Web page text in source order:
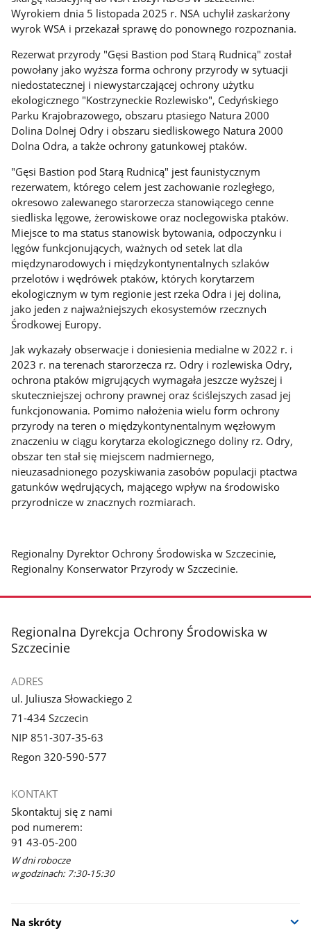
Wyrokiem dnia 5 listopada 2025 r. NSA uchylił zaskarżony
wyrok WSA i przekazał sprawę do ponownego rozpoznania.
Rezerwat przyrody "Gęsi Bastion pod Starą Rudnicą" został
powołany jako wyższa forma ochrony przyrody w sytuacji
niedostatecznej i niewystarczającej ochrony użytku
ekologicznego "Kostrzyneckie Rozlewisko", Cedyńskiego
Parku Krajobrazowego, obszaru ptasiego Natura 2000
Dolina Dolnej Odry i obszaru siedliskowego Natura 2000
Dolna Odra, a także ochrony gatunkowej ptaków.
"Gęsi Bastion pod Starą Rudnicą" jest faunistycznym
rezerwatem, którego celem jest zachowanie rozległego,
okresowo zalewanego starorzecza stanowiącego cenne
siedliska lęgowe, żerowiskowe oraz noclegowiska ptaków.
Miejsce to ma status stanowisk bytowania, odpoczynku i
lęgów funkcjonujących, ważnych od setek lat dla
międzynarodowych i międzykontynentalnych szlaków
przelotów i wędrówek ptaków, których korytarzem
ekologicznym w tym regionie jest rzeka Odra i jej dolina,
jako jeden z najważniejszych ekosystemów rzecznych
Środkowej Europy.
Jak wykazały obserwacje i doniesienia medialne w 2022 r. i
2023 r. na terenach starorzecza rz. Odry i rozlewiska Odry,
ochrona ptaków migrujących wymagała jeszcze wyższej i
skuteczniejszej ochrony prawnej oraz ściślejszych zasad jej
funkcjonowania. Pomimo nałożenia wielu form ochrony
przyrody na teren o międzykontynentalnym węzłowym
znaczeniu w ciągu korytarza ekologicznego doliny rz. Odry,
obszar ten stał się miejscem nadmiernego,
nieuzasadnionego pozyskiwania zasobów populacji ptactwa
gatunków wędrujących, mającego wpływ na środowisko
przyrodnicze w znacznych rozmiarach.
Regionalny Dyrektor Ochrony Środowiska w Szczecinie,
Regionalny Konserwator Przyrody w Szczecinie.
stopka
Regionalna Dyrekcja Ochrony Środowiska w
Szczecinie
ADRES
ul. Juliusza Słowackiego 2
71-434 Szczecin
NIP 851-307-35-63
Regon 320-590-577
KONTAKT
Skontaktuj się z nami
pod numerem:
91 43-05-200
W dni robocze
w godzinach: 7:30-15:30
Na skróty